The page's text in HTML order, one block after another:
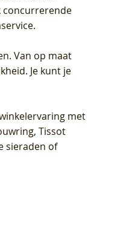
concurrerende
Van op maat
Je kunt je
met
Tissot
sieraden of